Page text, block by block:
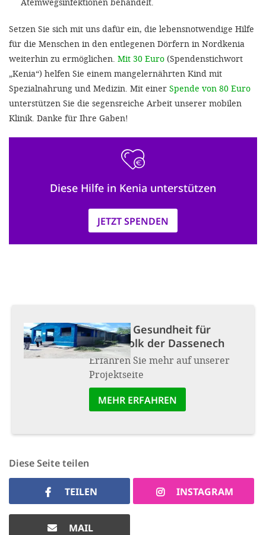
Setzen Sie sich mit uns dafür ein, die lebensnotwendige Hilfe
für die Menschen in den entlegenen Dörfern in Nordkenia
weiterhin zu ermöglichen. Mit 30 Euro (Spendenstichwort
„Kenia“) helfen Sie einem mangelernährten Kind mit
Spezialnahrung und Medizin. Mit einer Spende von 80 Euro
unterstützen Sie die segensreiche Arbeit unserer mobilen
Klinik. Danke für Ihre Gaben!
Diese Hilfe in Kenia unterstützen
JETZT SPENDEN
Projekt: Gesundheit für
Hirtenvolk der Dassenech
Erfahren Sie mehr auf unserer
Projektseite
MEHR ERFAHREN
Diese Seite teilen
TEILEN INSTAGRAM
MAIL